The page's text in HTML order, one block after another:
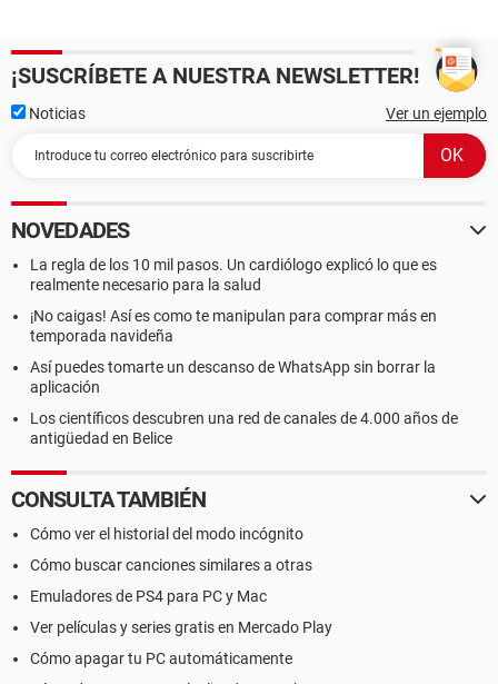
¡SUSCRÍBETE A NUESTRA NEWSLETTER!
Noticias Ver un ejemplo
NOVEDADES
La regla de los 10 mil pasos. Un cardiólogo explicó lo que es
realmente necesario para la salud
¡No caigas! Así es como te manipulan para comprar más en
temporada navideña
Así puedes tomarte un descanso de WhatsApp sin borrar la
aplicación
Los científicos descubren una red de canales de 4.000 años de
antigüedad en Belice
CONSULTA TAMBIÉN
Cómo ver el historial del modo incógnito
Cómo buscar canciones similares a otras
Emuladores de PS4 para PC y Mac
Ver películas y series gratis en Mercado Play
Cómo apagar tu PC automáticamente